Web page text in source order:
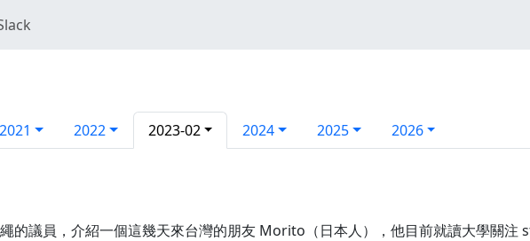
2021 2022 2023-02 2024 2025 2026
的議員，介紹一個這幾天來台灣的朋友 Morito（日本人），他目前就讀大學關